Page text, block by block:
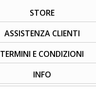
STORE
ASSISTENZA CLIENTI
TERMINI E CONDIZIONI
INFO